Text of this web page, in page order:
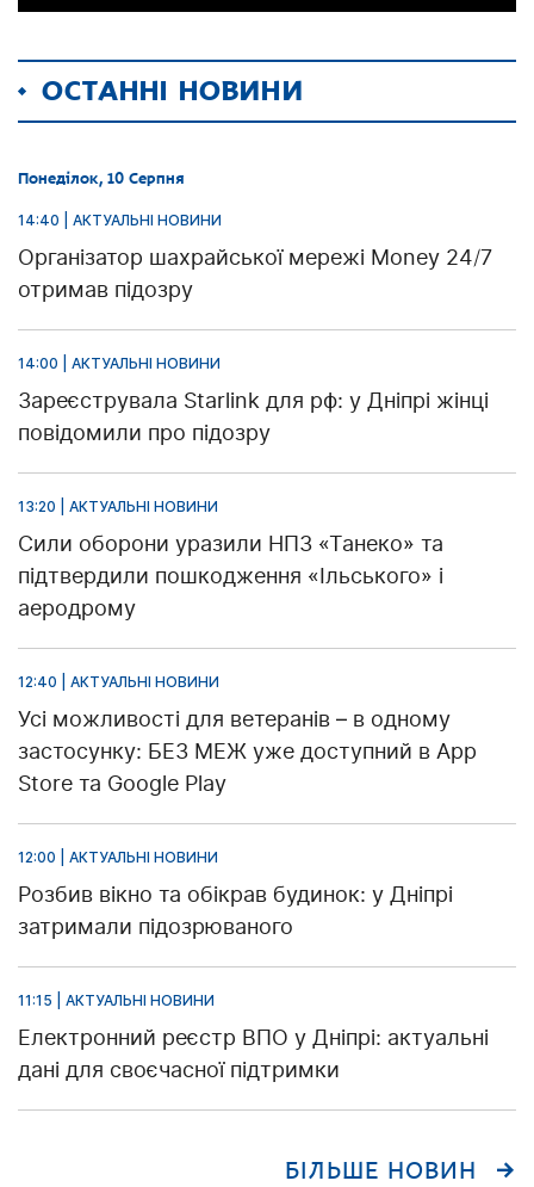
ОСТАННІ НОВИНИ
Понеділок, 10 Серпня
14:40 | АКТУАЛЬНІ НОВИНИ
Організатор шахрайської мережі Money 24/7
отримав підозру
14:00 | АКТУАЛЬНІ НОВИНИ
Зареєструвала Starlink для рф: у Дніпрі жінці
повідомили про підозру
13:20 | АКТУАЛЬНІ НОВИНИ
Сили оборони уразили НПЗ «Танеко» та
підтвердили пошкодження «Ільського» і
аеродрому
12:40 | АКТУАЛЬНІ НОВИНИ
Усі можливості для ветеранів – в одному
застосунку: БЕЗ МЕЖ уже доступний в App
Store та Google Play
12:00 | АКТУАЛЬНІ НОВИНИ
Розбив вікно та обікрав будинок: у Дніпрі
затримали підозрюваного
11:15 | АКТУАЛЬНІ НОВИНИ
Електронний реєстр ВПО у Дніпрі: актуальні
дані для своєчасної підтримки
БІЛЬШЕ НОВИН